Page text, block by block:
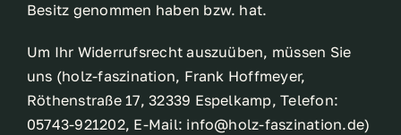
Mein Konto
Besitz genommen haben bzw. hat.
Um Ihr Widerrufsrecht auszuüben, müssen Sie
uns (holz-faszination, Frank Hoffmeyer,
Röthenstraße 17, 32339 Espelkamp, Telefon:
05743-921202, E-Mail: info@holz-faszination.de)